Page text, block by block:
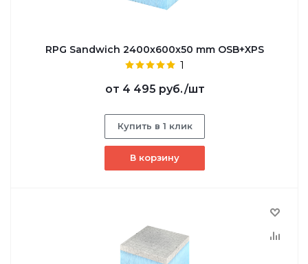
RPG Sandwich 2400х600х50 mm OSB+XPS
1
от 4 495 руб./шт
Купить в 1 клик
В корзину